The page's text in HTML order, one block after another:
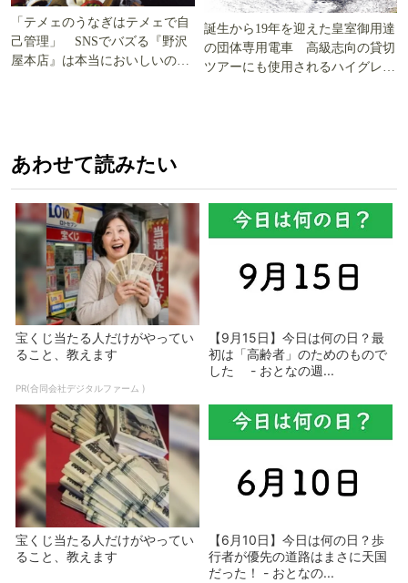
「テメェのうなぎはテメェで自
己管理」 SNSでバズる『野沢
屋本店』は本当においしいの
誕生から19年を迎えた皇室御用達
の団体専用電車 高級志向の貸切
ツアーにも使用されるハイグレー
あわせて読みたい
宝くじ当たる人だけがやってい
ること、教えます
PR(合同会社デジタルファーム )
【9月15日】今日は何の日？最
初は「高齢者」のためのもので
した - おとなの週...
宝くじ当たる人だけがやってい
ること、教えます
【6月10日】今日は何の日？歩
行者が優先の道路はまさに天国
だった！ - おとなの...